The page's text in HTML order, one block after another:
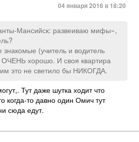
04 января 2016 в 18:20
Мансийск: развеиваю мифы»,
(учитель и водитель
ОЧЕНЬ хорошо. И своя квартира
это не светило бы НИКОГДА.
Тут даже шутка ходит что
когда-то давно один Омич тут
сюда едут.